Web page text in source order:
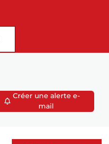
Créer une alerte e-
mail